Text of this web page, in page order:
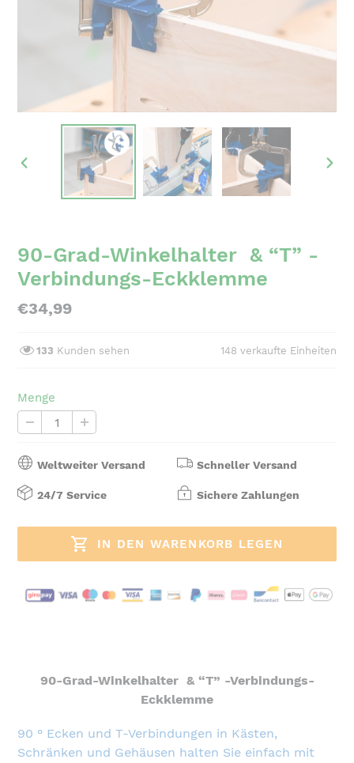
VORHERIGER
SCHIEBER
90-Grad-Winkelhalter & “T” -
Verbindungs-Eckklemme
Normaler
€34,99
133 Kunden sehen 148 verkaufte Einheiten
Menge
Weltweiter Versand Schneller Versand
24/7 Service Sichere Zahlungen
IN DEN WARENKORB LEGEN
Warenkorb
90-Grad-Winkelhalter & “T” -Verbindungs-
Eckklemme
90 ° Ecken und T-Verbindungen in Kästen,
Schränken und Gehäusen halten Sie einfach mit